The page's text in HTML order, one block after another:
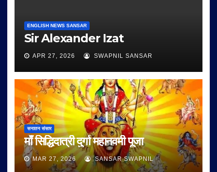
ENGLISH NEWS SANSAR
Sir Alexander Izat
APR 27, 2026 SWAPNIL SANSAR
सनातन संसार
माँ सिद्धिदात्री दुर्गा महानवमी पूजा
MAR 27, 2026 SANSAR SWAPNIL